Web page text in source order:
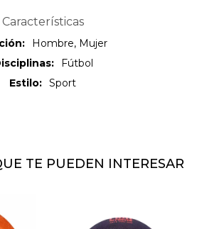
Características
Hombre, Mujer
Fútbol
Estilo
Sport
TE PUEDEN INTERESAR